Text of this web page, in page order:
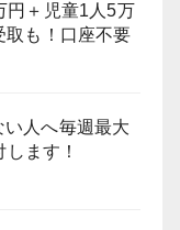
円＋児童1人5万
取も！口座不要
い人へ毎週最大
ます！